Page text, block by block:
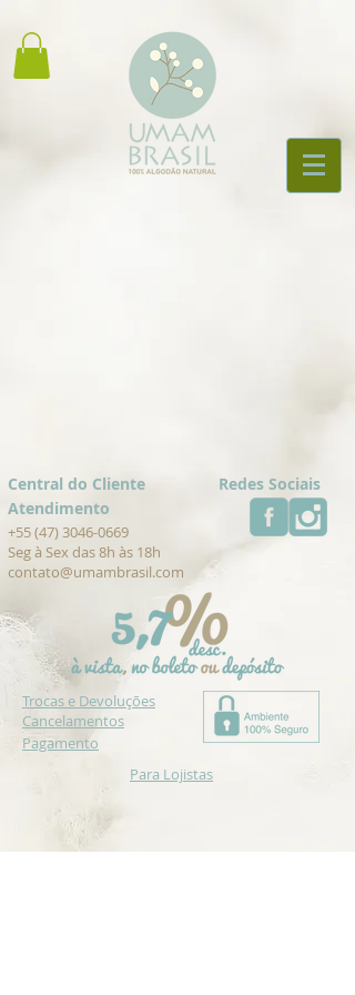
Central do Cliente
Redes Sociais
Atendimento
+55 (47) 3046-0669
Seg à Sex das 8h às 18h
contato@umambrasil.com
Trocas e Devoluções
Cancelamentos
Pagamento
Para Lojistas